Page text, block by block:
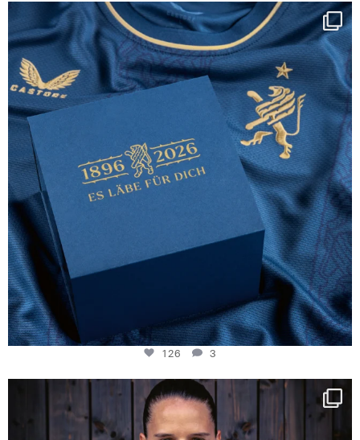
Happy Birthday FCZ
130 years filled ...
126
3
126 3
NIE USENAND GAH
Some anniversaries
291
5